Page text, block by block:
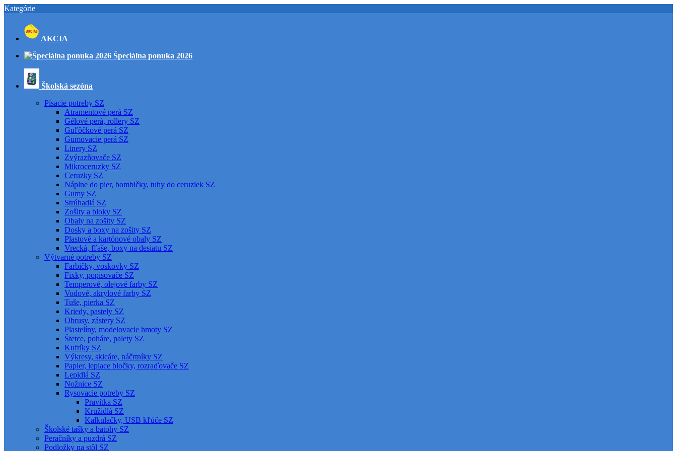
Kategórie
AKCIA
Špeciálna ponuka 2026
Školská sezóna
Písacie potreby SZ
Atramentové perá SZ
Gélové perá, rollery SZ
Guľôčkové perá SZ
Gumovacie perá SZ
Linery SZ
Zvýrazňovače SZ
Mikroceruzky SZ
Ceruzky SZ
Náplne do pier, bombičky, tuhy do ceruziek SZ
Gumy SZ
Strúhadlá SZ
Zošity a bloky SZ
Obaly na zošity SZ
Dosky a boxy na zošity SZ
Plastové a kartónové obaly SZ
Vrecká, fľaše, boxy na desiatu SZ
Výtvarné potreby SZ
Farbičky, voskovky SZ
Fixky, popisovače SZ
Temperové, olejové farby SZ
Vodové, akrylové farby SZ
Tuše, pierka SZ
Kriedy, pastely SZ
Obrusy, zástery SZ
Plastelíny, modelovacie hmoty SZ
Štetce, poháre, palety SZ
Kufríky SZ
Výkresy, skicáre, náčrtníky SZ
Papier, lepiace bločky, rozraďovače SZ
Lepidlá SZ
Nožnice SZ
Rysovacie potreby SZ
Pravítka SZ
Kružidlá SZ
Kalkulačky, USB kľúče SZ
Školské tašky a batohy SZ
Peračníky a puzdrá SZ
Podložky na stôl SZ